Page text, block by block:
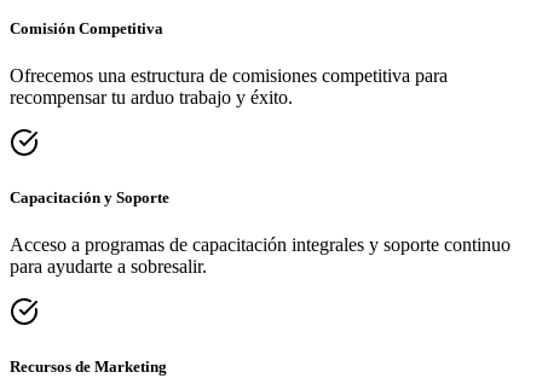
Comisión Competitiva
Ofrecemos una estructura de comisiones competitiva para
recompensar tu arduo trabajo y éxito.
Capacitación y Soporte
Acceso a programas de capacitación integrales y soporte continuo
para ayudarte a sobresalir.
Recursos de Marketing